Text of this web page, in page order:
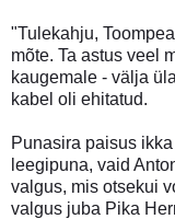
"Tulekahju,
mõte. Ta astus veel
kaugemale - välja
kabel oli ehitatud.
Punasira paisus
leegipuna, vaid
valgus, mis otsekui
valgus juba Pika